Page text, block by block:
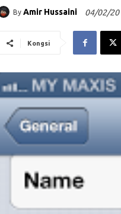
By Amir Hussaini 04/02/
Kongsi